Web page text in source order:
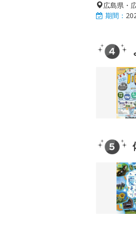
広島県・
期間：